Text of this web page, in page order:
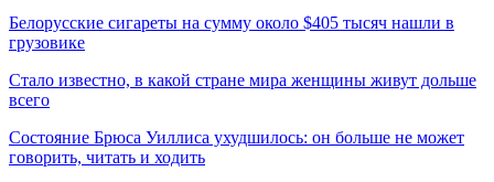
Белорусские сигареты на сумму около $405 тысяч нашли в
грузовике
Стало известно, в какой стране мира женщины живут дольше
всего
Состояние Брюса Уиллиса ухудшилось: он больше не может
говорить, читать и ходить